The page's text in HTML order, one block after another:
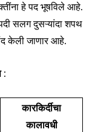
हे पद भूषविले आहे.
सलग दुसऱ्यांदा शपथ
केली जाणार आहे.
:
कारकिर्दीचा
कालावधी